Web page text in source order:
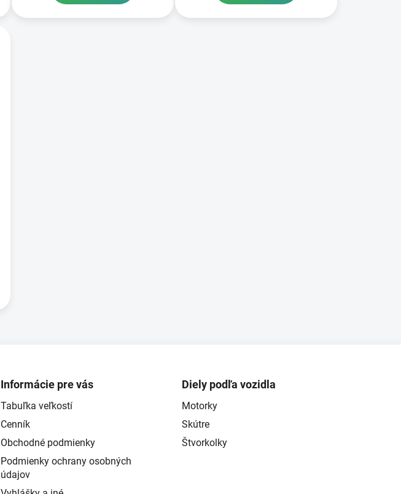
d
e
p
r
Informácie pre vás
Tabuľka veľkostí
Cenník
Obchodné podmienky
Podmienky ochrany osobných
údajov
Diely podľa vozidla
Motorky
Skútre
Štvorkolky